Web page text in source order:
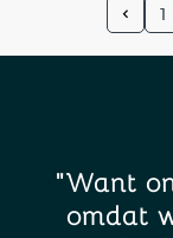
1
"Want
omdat